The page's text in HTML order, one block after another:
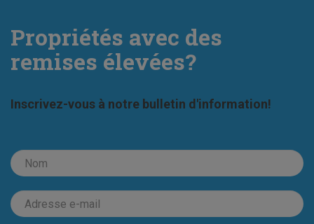
Propriétés avec des
remises élevées?
Inscrivez-vous à notre bulletin d'information!